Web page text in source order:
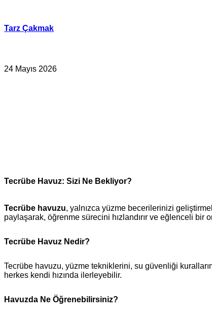
Tarz Çakmak
24 Mayıs 2026
Tecrübe Havuz: Sizi Ne Bekliyor?
Tecrübe havuzu, yalnızca yüzme becerilerinizi
paylaşarak, öğrenme sürecini hızlandırır ve eğlenceli bir
Tecrübe Havuz Nedir?
Tecrübe havuzu, yüzme tekniklerini, su güvenliği
herkes kendi hızında ilerleyebilir.
Havuzda Ne Öğrenebilirsiniz?